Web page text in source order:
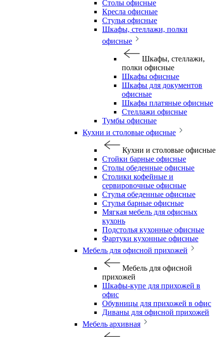
Столы офисные
Кресла офисные
Стулья офисные
Шкафы, стеллажи, полки
офисные
Шкафы, стеллажи,
полки офисные
Шкафы офисные
Шкафы для документов
офисные
Шкафы платяные офисные
Стеллажи офисные
Тумбы офисные
Кухни и столовые офисные
Кухни и столовые офисные
Стойки барные офисные
Столы обеденные офисные
Столики кофейные и
сервировочные офисные
Стулья обеденные офисные
Стулья барные офисные
Мягкая мебель для офисных
кухонь
Подстолья кухонные офисные
Фартуки кухонные офисные
Мебель для офисной прихожей
Мебель для офисной
прихожей
Шкафы-купе для прихожей в
офис
Обувницы для прихожей в офис
Диваны для офисной прихожей
Мебель архивная